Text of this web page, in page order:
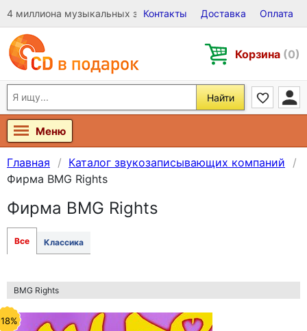
4 миллиона музыкальных записей на Виниле, CD и DVD
Контакты Доставка Оплата
Корзина (0)
Найти
Меню
Главная
Каталог звукозаписывающих компаний
Фирма BMG Rights
Фирма BMG Rights
Все Классика
BMG Rights